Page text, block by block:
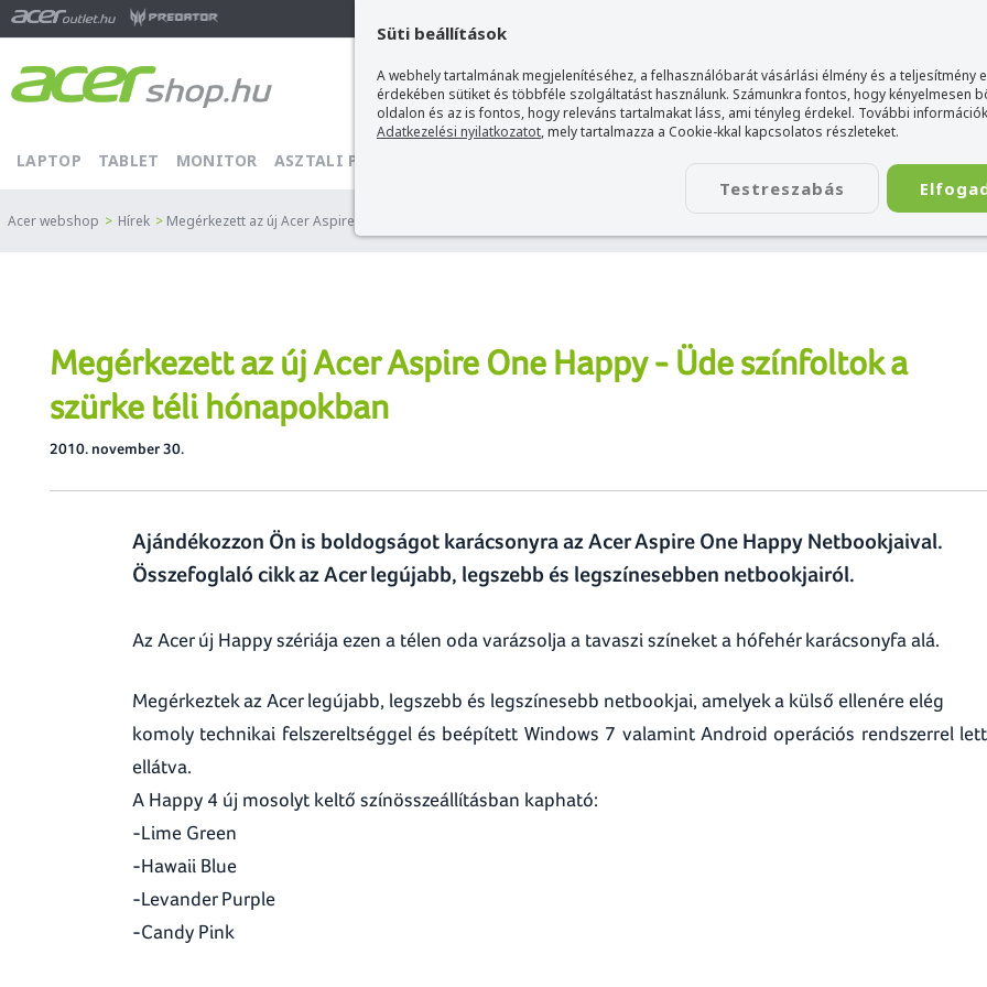
Süti beállítások
A webhely tartalmának megjelenítéséhez, a felhasználóbarát vásárlási élmény és a teljesítmény
érdekében sütiket és többféle szolgáltatást használunk. Számunkra fontos, hogy kényelmesen
oldalon és az is fontos, hogy releváns tartalmakat láss, ami tényleg érdekel. További
Adatkezelési nyilatkozatot, mely tartalmazza a Cookie-kkal kapcsolatos részleteket.
Testreszabás
LAPTOP TABLET MONITOR ASZTALI PC KIEGÉSZÍTŐ KAPCSOLAT
Acer webshop > Hírek > Megérkezett az új Acer Aspire One Happy - Üde színfoltok a szürke téli hónapokban
Megérkezett az új Acer Aspire One Happy - Üde színfoltok a
szürke téli hónapokban
2010. november 30.
Ajándékozzon Ön is boldogságot karácsonyra az Acer Aspire One Happy Netbookjaival.
Összefoglaló cikk az Acer legújabb, legszebb és legszínesebben netbookjairól.
Az Acer új Happy szériája ezen a télen oda varázsolja a tavaszi színeket a hófehér karácsonyfa alá.
Megérkeztek az Acer legújabb, legszebb és legszínesebb netbookjai, amelyek a külső ellenére elég
komoly technikai felszereltséggel és beépített Windows 7 valamint Android operációs rendszerrel
ellátva.
A Happy 4 új mosolyt keltő színösszeállításban kapható:
-Lime Green
-Hawaii Blue
-Levander Purple
-Candy Pink